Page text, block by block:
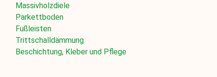
Massivholzdiele
Parkettboden
Fußleisten
Trittschalldämmung
Beschichtung, Kleber und Pflege